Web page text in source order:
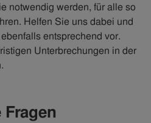
notwendig werden, für alle so
Helfen Sie uns dabei und
entsprechend vor.
Unterbrechungen in der